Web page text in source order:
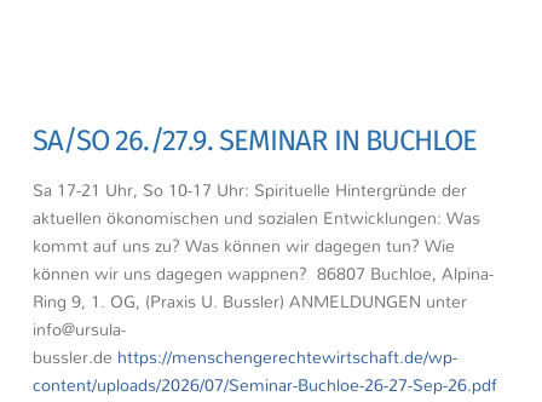
SA/SO 26./27.9. SEMINAR IN BUCHLOE
Sa 17-21 Uhr, So 10-17 Uhr: Spirituelle Hintergründe der
aktuellen ökonomischen und sozialen Entwicklungen: Was
kommt auf uns zu? Was können wir dagegen tun? Wie
können wir uns dagegen wappnen? 86807 Buchloe, Alpina-
Ring 9, 1. OG, (Praxis U. Bussler) ANMELDUNGEN unter
info@ursula-
bussler.de https://menschengerechtewirtschaft.de/wp-
content/uploads/2026/07/Seminar-Buchloe-26-27-Sep-26.pdf